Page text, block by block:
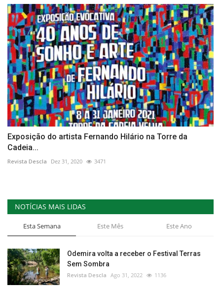
Exposição do artista Fernando Hilário na Torre da
Cadeia...
Revista Descla Dez 31, 2020 3471
NOTÍCIAS MAIS LIDAS
Esta Semana Este Mês Este Ano
Odemira volta a receber o Festival Terras
Sem Sombra
Revista Descla Ago 31, 2022 1136